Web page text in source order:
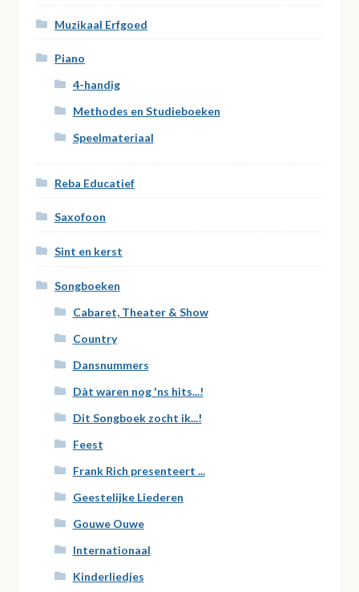
Muzikaal Erfgoed
Piano
4-handig
Methodes en Studieboeken
Speelmateriaal
Reba Educatief
Saxofoon
Sint en kerst
Songboeken
Cabaret, Theater & Show
Country
Dansnummers
Dàt waren nog 'ns hits...!
Dit Songboek zocht ik...!
Feest
Frank Rich presenteert ...
Geestelijke Liederen
Gouwe Ouwe
Internationaal
Kinderliedjes